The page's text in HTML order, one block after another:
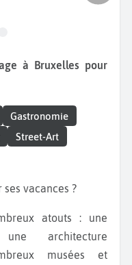
Gastronomie
Street-Art
ses vacances ?
une architecture
musées et